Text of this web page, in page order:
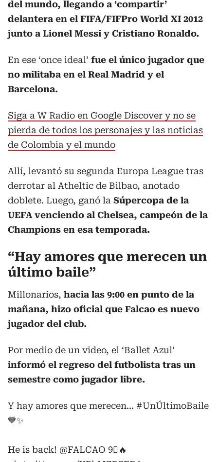
del mundo, llegando a ‘compartir’
delantera en el FIFA/FIFPro World XI 2012
junto a Lionel Messi y Cristiano Ronaldo.
En ese ‘once ideal’ fue el único jugador que
no militaba en el Real Madrid y el
Barcelona.
Siga a W Radio en Google Discover y no se
pierda de todos los personajes y las noticias
de Colombia y el mundo
Allí, levantó su segunda Europa League tras
derrotar al Atheltic de Bilbao, anotado
doblete. Luego, ganó la Súpercopa de la
UEFA venciendo al Chelsea, campeón de la
Champions en esa temporada.
“Hay amores que merecen un
último baile”
Millonarios, hacia las 9:00 en punto de la
mañana, hizo oficial que Falcao es nuevo
jugador del club.
Por medio de un video, el ‘Ballet Azul’
informó el regreso del futbolista tras un
semestre como jugador libre.
Y hay amores que merecen... #UnÚltimoBaile
💙✨
He is back! @FALCAO 9⃣🔥